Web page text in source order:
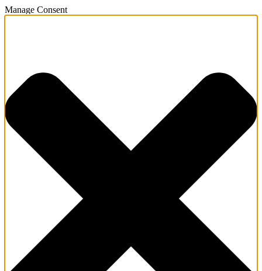
Manage Consent